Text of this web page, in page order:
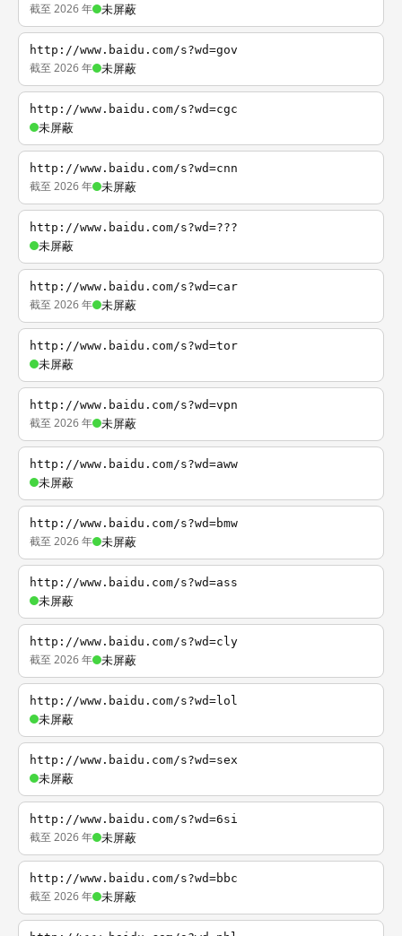
截至 2026 年 未屏蔽
http://www.baidu.com/s?wd=gov
截至 2026 年 未屏蔽
http://www.baidu.com/s?wd=cgc
未屏蔽
http://www.baidu.com/s?wd=cnn
截至 2026 年 未屏蔽
http://www.baidu.com/s?wd=???
未屏蔽
http://www.baidu.com/s?wd=car
截至 2026 年 未屏蔽
http://www.baidu.com/s?wd=tor
未屏蔽
http://www.baidu.com/s?wd=vpn
截至 2026 年 未屏蔽
http://www.baidu.com/s?wd=aww
未屏蔽
http://www.baidu.com/s?wd=bmw
截至 2026 年 未屏蔽
http://www.baidu.com/s?wd=ass
未屏蔽
http://www.baidu.com/s?wd=cly
截至 2026 年 未屏蔽
http://www.baidu.com/s?wd=lol
未屏蔽
http://www.baidu.com/s?wd=sex
未屏蔽
http://www.baidu.com/s?wd=6si
截至 2026 年 未屏蔽
http://www.baidu.com/s?wd=bbc
截至 2026 年 未屏蔽